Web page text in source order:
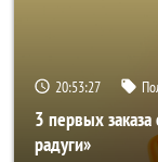
20:53:25
3 первых
радуги»